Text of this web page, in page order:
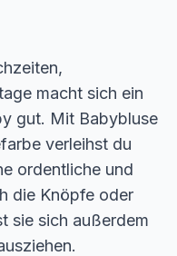
macht sich ein
gut. Mit Babybluse
verleihst du
ordentliche und
die Knöpfe oder
sie sich außerdem